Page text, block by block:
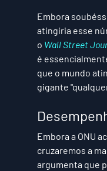
Embora
atingiria esse
o Wall Street
é
que o mundo
gigante
Embora a ONU
cruzaremos a
argumenta que